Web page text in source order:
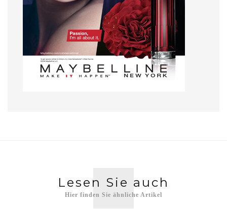
Lesen Sie auch
Hier finden Sie ähnliche Artikel